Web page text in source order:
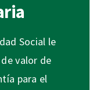
Social le
valor de
para el